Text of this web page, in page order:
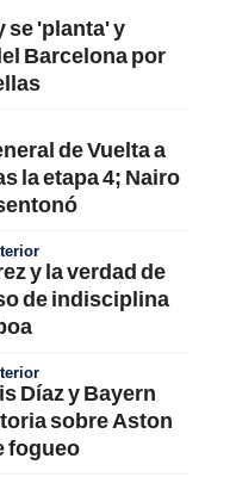
se 'planta' y
Barcelona por
de Vuelta a
la etapa 4; Nairo
y la verdad de
de indisciplina
Díaz y Bayern
sobre Aston
fogueo